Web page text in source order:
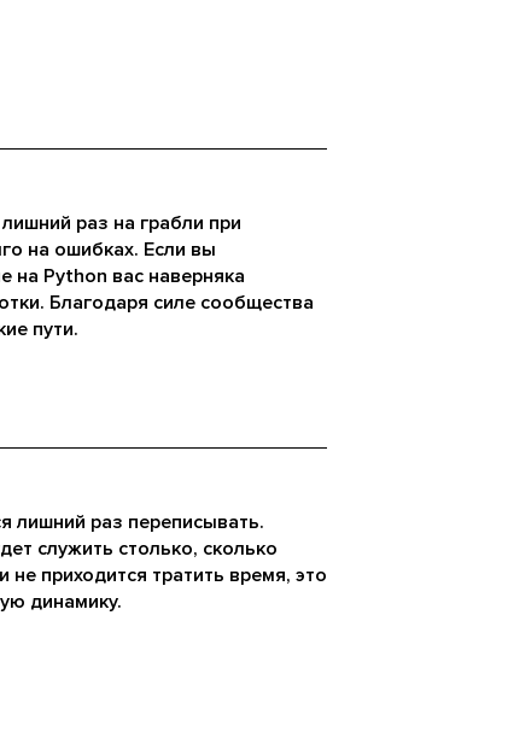
раз на грабли при
на ошибках. Если вы
на Python вас наверняка
Благодаря силе сообщества
пути.
лишний раз переписывать.
служить столько, сколько
не приходится тратить время, это
динамику.